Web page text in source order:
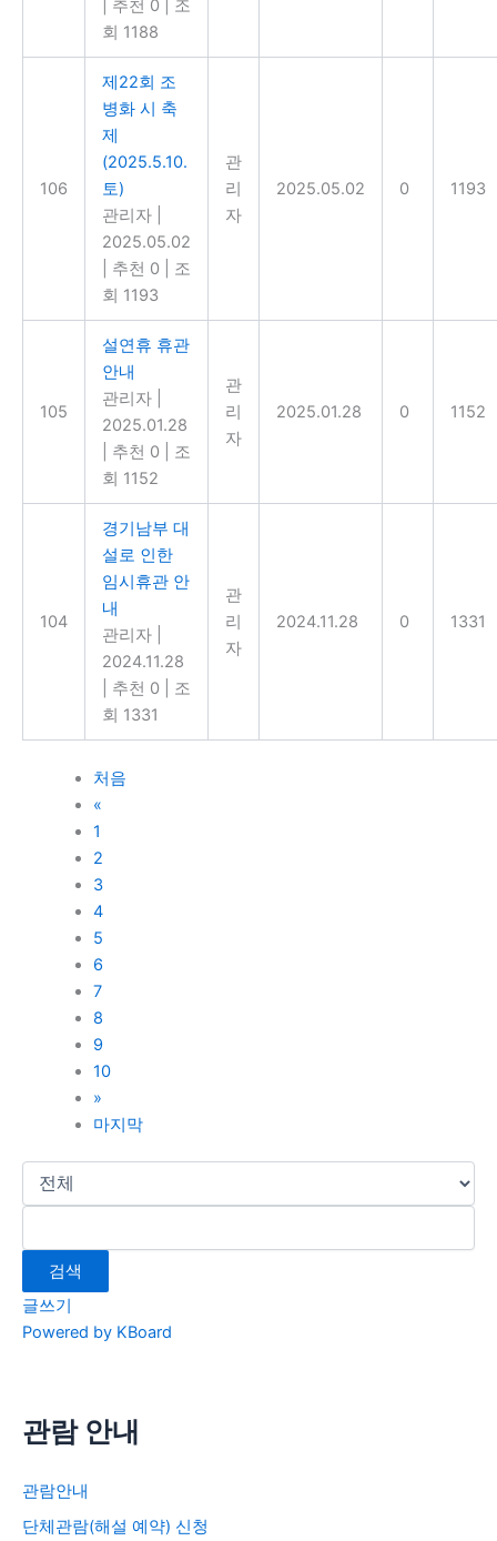
추천 0
조
회 1188
106
제22회 조
병화 시 축
제
(2025.5.10.
토)
관리자
2025.05.02
추천 0
조
회 1193
관
리
자
2025.05.02 0 1193
105
설연휴 휴관
안내
관리자
2025.01.28
추천 0
조
회 1152
관
리
자
2025.01.28 0 1152
104
경기남부 대
설로 인한
임시휴관 안
내
관리자
2024.11.28
추천 0
조
회 1331
관
리
자
2024.11.28 0 1331
처음
«
1
2
3
4
5
6
7
8
9
10
»
마지막
검색
글쓰기
Powered by KBoard
관람 안내
관람안내
단체관람(해설 예약) 신청